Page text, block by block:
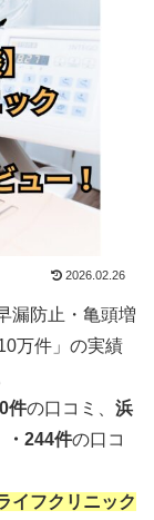
2026.02.26
漏防止・亀頭増
万件」の実績
件の口コミ、 浜
・244件の口コ
イフクリニック